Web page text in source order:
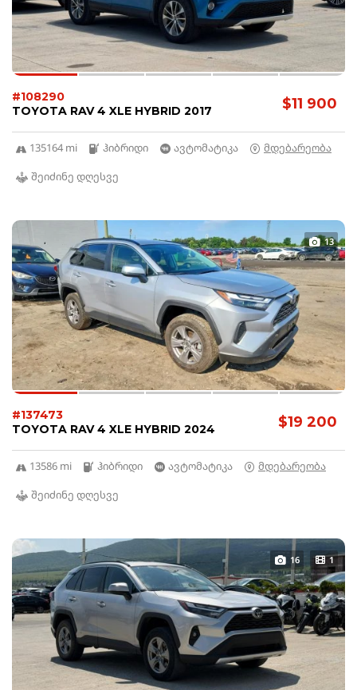
$11 900
#108290
TOYOTA RAV 4 XLE HYBRID 2017
135164 mi ჰიბრიდი ავტომატიკა
მდებარეობა
შეიძინე დღესვე
13
$19 200
#137473
TOYOTA RAV 4 XLE HYBRID 2024
13586 mi ჰიბრიდი ავტომატიკა
მდებარეობა
შეიძინე დღესვე
16 1